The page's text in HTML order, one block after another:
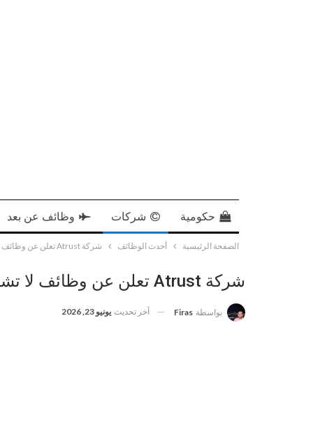
حكومية شركات وظائف عن بعد
الصفحة الرئيسية أحدث الوظائف شركة Atrust تعلن عن وظائف لا تشترط خبرة لحملة الثانوية فأعلى
شركة Atrust تعلن عن وظائف لا تشترط خبرة لحملة الثانوية فأعلى
بواسطة Firas آخر تحديث يونيو 23, 2026